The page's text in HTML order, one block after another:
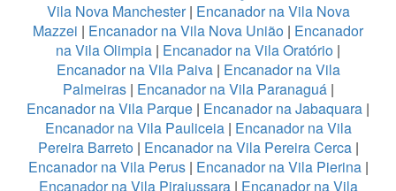
Vila Nova Manchester| Encanador na Vila Nova
Mazzei | Encanador na Vila Nova União | Encanador
na Vila Olimpia | Encanador na Vila Oratório |
Encanador na Vila Paiva| Encanador na Vila
Palmeiras| Encanador na Vila Paranaguá|
Encanador na Vila Parque | Encanador na Jabaquara |
Encanador na Vila Pauliceia| Encanador na Vila
Pereira Barreto| Encanador na Vila Pereira Cerca|
Encanador na Vila Perus| Encanador na Vila Pierina|
Encanador na Vila Pirajussara| Encanador na Vila